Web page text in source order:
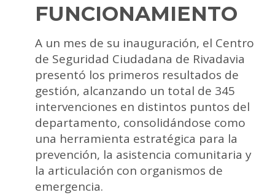
FUNCIONAMIENTO
A un mes de su inauguración, el Centro
de Seguridad Ciudadana de Rivadavia
presentó los primeros resultados de
gestión, alcanzando un total de 345
intervenciones en distintos puntos del
departamento, consolidándose como
una herramienta estratégica para la
prevención, la asistencia comunitaria y
la articulación con organismos de
emergencia.